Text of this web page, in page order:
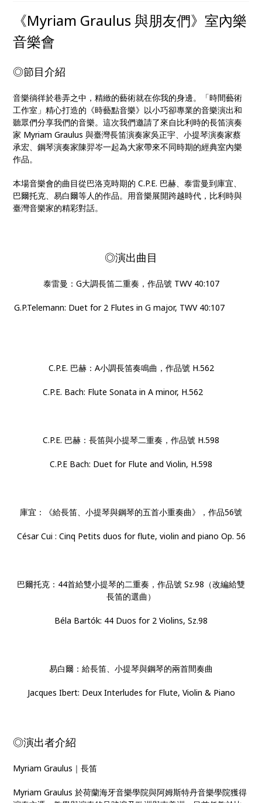
《Myriam Graulus 與朋友們》室內樂
音樂會
◎節目介紹
音樂徜徉於巷弄之中，精緻的藝術就在你我的身邊。「時間藝術
工作室」精心打造的《時藝點音樂》以小巧卻專業的音樂演出和
聽眾們分享我們的音樂。這次我們邀請了來自比利時的長笛演奏
家 Myriam Graulus 與臺灣長笛演奏家吳正宇、小提琴演奏家蔡
承宏、鋼琴演奏家陳羿岑一起為大家帶來不同時期的經典室內樂
作品。
本場音樂會的曲目從巴洛克時期的 C.P.E. 巴赫、泰雷曼到庫宜、
巴爾托克、易白爾等人的作品。用音樂展開跨越時代，比利時與
臺灣音樂家的精彩對話。
◎演出曲目
泰雷曼：G大調長笛二重奏，作品號 TWV 40:107
G.P.Telemann: Duet for 2 Flutes in G major, TWV 40:107
C.P.E. 巴赫：A小調長笛奏鳴曲，作品號 H.562
C.P.E. Bach: Flute Sonata in A minor, H.562
C.P.E. 巴赫：長笛與小提琴二重奏，作品號 H.598
C.P.E Bach: Duet for Flute and Violin, H.598
庫宜：《給長笛、小提琴與鋼琴的五首小重奏曲》，作品56號
César Cui : Cinq Petits duos for flute, violin and piano Op. 56
巴爾托克：44首給雙小提琴的二重奏，作品號 Sz.98（改編給雙
長笛的選曲）
Béla Bartók: 44 Duos for 2 Violins, Sz.98
易白爾：給長笛、小提琴與鋼琴的兩首間奏曲
Jacques Ibert: Deux Interludes for Flute, Violin & Piano
◎演出者介紹
Myriam Graulus｜長笛
Myriam Graulus 於荷蘭海牙音樂學院與阿姆斯特丹音樂學院獲得